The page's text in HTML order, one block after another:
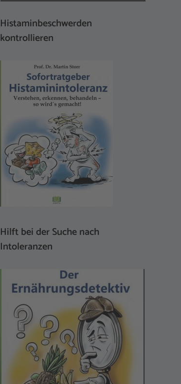
Histaminbeschwerden
kontrollieren
Hilft bei der Suche nach
Intoleranzen